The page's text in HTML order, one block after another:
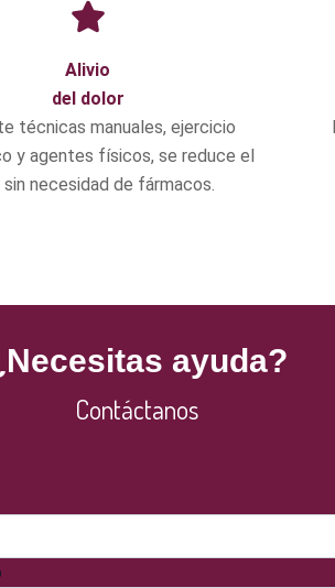
Alivio
del dolor
técnicas manuales, ejercicio
y agentes físicos, se reduce el
necesidad de fármacos.
ayuda?
Contáctanos